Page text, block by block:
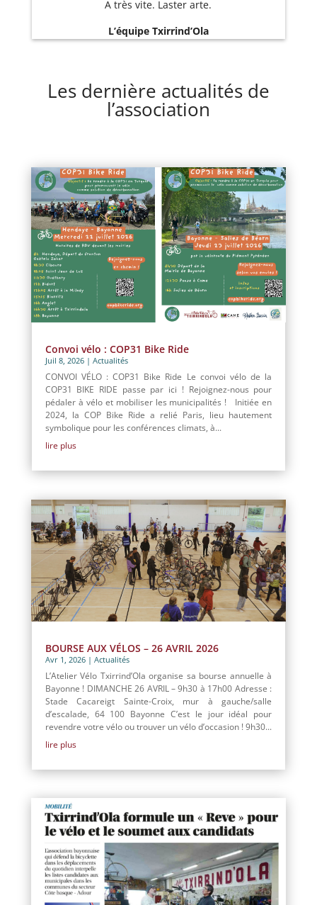
A très vite. Laster arte.
L’équipe Txirrind’Ola
Les dernière actualités de
l’association
Convoi vélo : COP31 Bike Ride
Juil 8, 2026| Actualités
CONVOI VÉLO : COP31 Bike Ride Le convoi vélo de la
COP31 BIKE RIDE passe par ici ! Rejoignez-nous pour
pédaler à vélo et mobiliser les municipalités ! Initiée en
2024, la COP Bike Ride a relié Paris, lieu hautement
symbolique pour les conférences climats, à...
lire plus
BOURSE AUX VÉLOS – 26 AVRIL 2026
Avr 1, 2026| Actualités
L’Atelier Vélo Txirrind’Ola organise sa bourse annuelle à
Bayonne ! DIMANCHE 26 AVRIL – 9h30 à 17h00 Adresse :
Stade Cacareigt Sainte-Croix, mur à gauche/salle
d’escalade, 64 100 Bayonne C’est le jour idéal pour
revendre votre vélo ou trouver un vélo d’occasion ! 9h30...
lire plus